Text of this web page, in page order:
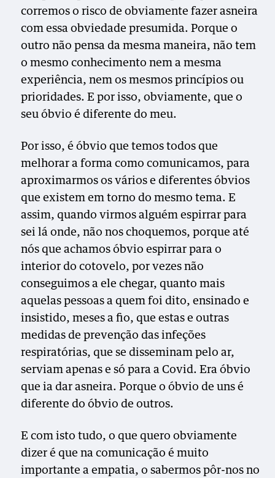
corremos o risco de obviamente fazer asneira
com essa obviedade presumida. Porque o
outro não pensa da mesma maneira, não tem
o mesmo conhecimento nem a mesma
experiência, nem os mesmos princípios ou
prioridades. E por isso, obviamente, que o
seu óbvio é diferente do meu.
Por isso, é óbvio que temos todos que
melhorar a forma como comunicamos, para
aproximarmos os vários e diferentes óbvios
que existem em torno do mesmo tema. E
assim, quando virmos alguém espirrar para
sei lá onde, não nos choquemos, porque até
nós que achamos óbvio espirrar para o
interior do cotovelo, por vezes não
conseguimos a ele chegar, quanto mais
aquelas pessoas a quem foi dito, ensinado e
insistido, meses a fio, que estas e outras
medidas de prevenção das infeções
respiratórias, que se disseminam pelo ar,
serviam apenas e só para a Covid. Era óbvio
que ia dar asneira. Porque o óbvio de uns é
diferente do óbvio de outros.
E com isto tudo, o que quero obviamente
dizer é que na comunicação é muito
importante a empatia, o sabermos pôr-nos no